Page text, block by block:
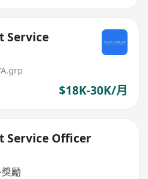
Service
$18K-30K/月
Service Officer
勵